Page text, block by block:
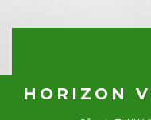
HORIZON